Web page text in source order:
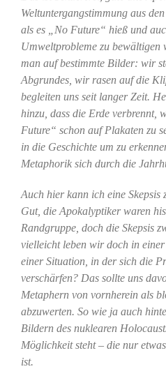
Weltuntergangstimmung aus
als es „No Future“ hieß und
Umweltprobleme zu
man auf bestimmte Bilder: wir
Abgrundes, wir rasen auf die
begleiten uns seit langer Zeit.
hinzu, dass die Erde verbrennt,
Future“ schon auf Plakaten zu
in die Geschichte um zu
Metaphorik sich durch die
Auch hier kann ich eine Skepsis
Gut, die Apokalyptiker waren
Randgruppe, doch die Skepsis
vielleicht leben wir doch in
einer Situation, in der sich die
verschärfen? Das sollte uns
Metaphern von vornherein als
abzuwerten. So wie ja auch
Bildern des nuklearen
Möglichkeit steht – die nur
ist.